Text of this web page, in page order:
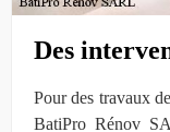
Des
Pour des travaux
BatiPro Rénov